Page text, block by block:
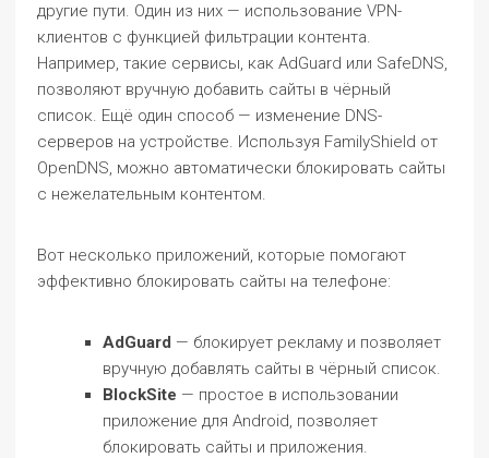
другие пути. Один из них — использование VPN-
клиентов с функцией фильтрации контента.
Например, такие сервисы, как AdGuard или SafeDNS,
позволяют вручную добавить сайты в чёрный
список. Ещё один способ — изменение DNS-
серверов на устройстве. Используя FamilyShield от
OpenDNS, можно автоматически блокировать сайты
с нежелательным контентом.
Вот несколько приложений, которые помогают
эффективно блокировать сайты на телефоне:
AdGuard — блокирует рекламу и позволяет
вручную добавлять сайты в чёрный список.
BlockSite — простое в использовании
приложение для Android, позволяет
блокировать сайты и приложения.